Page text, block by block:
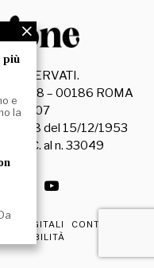
RISERVATI.
78 – 00186 ROMA
3628 del 15/12/1953
R.O.C. al n. 33049
DIGITALI
CONTATTI
più
e
la